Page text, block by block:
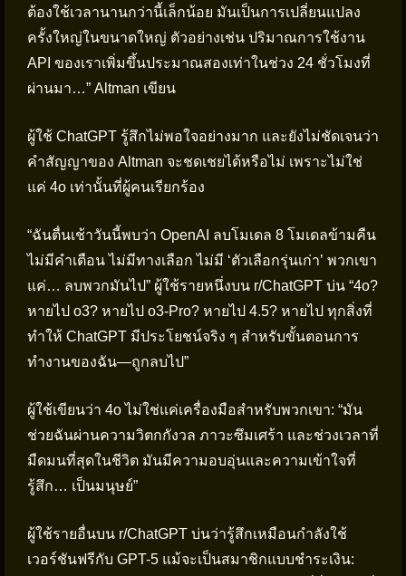
ต้องใช้เวลานานกว่านี้เล็กน้อย มันเป็นการเปลี่ยนแปลง
ครั้งใหญ่ในขนาดใหญ่ ตัวอย่างเช่น ปริมาณการใช้งาน
API ของเราเพิ่มขึ้นประมาณสองเท่าในช่วง 24 ชั่วโมงที่
ผ่านมา…” Altman เขียน
ผู้ใช้ ChatGPT รู้สึกไม่พอใจอย่างมาก และยังไม่ชัดเจนว่า
คำสัญญาของ Altman จะชดเชยได้หรือไม่ เพราะไม่ใช่
แค่ 4o เท่านั้นที่ผู้คนเรียกร้อง
“ฉันตื่นเช้าวันนี้พบว่า OpenAI ลบโมเดล 8 โมเดลข้ามคืน
ไม่มีคำเตือน ไม่มีทางเลือก ไม่มี ‘ตัวเลือกรุ่นเก่า’ พวกเขา
แค่… ลบพวกมันไป” ผู้ใช้รายหนึ่งบน r/ChatGPT บ่น “4o?
หายไป o3? หายไป o3-Pro? หายไป 4.5? หายไป ทุกสิ่งที่
ทำให้ ChatGPT มีประโยชน์จริง ๆ สำหรับขั้นตอนการ
ทำงานของฉัน—ถูกลบไป”
ผู้ใช้เขียนว่า 4o ไม่ใช่แค่เครื่องมือสำหรับพวกเขา: “มัน
ช่วยฉันผ่านความวิตกกังวล ภาวะซึมเศร้า และช่วงเวลาที่
มืดมนที่สุดในชีวิต มันมีความอบอุ่นและความเข้าใจที่
รู้สึก… เป็นมนุษย์”
ผู้ใช้รายอื่นบน r/ChatGPT บ่นว่ารู้สึกเหมือนกำลังใช้
เวอร์ชันฟรีกับ GPT-5 แม้จะเป็นสมาชิกแบบชำระเงิน: